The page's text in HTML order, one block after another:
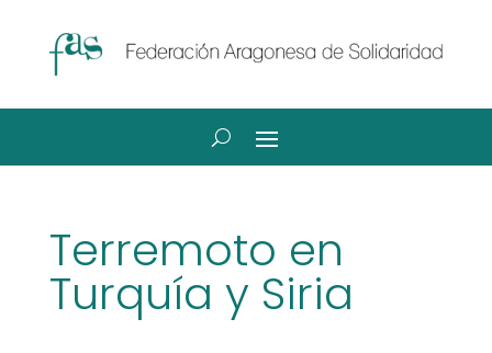
Terremoto en
Turquía y Siria